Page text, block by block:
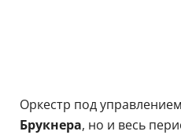
Оркестр под управлением
Брукнера, но и весь